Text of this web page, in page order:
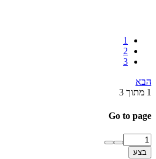
1
2
3
הבא
1 מתוך 3
Go to page
בצע